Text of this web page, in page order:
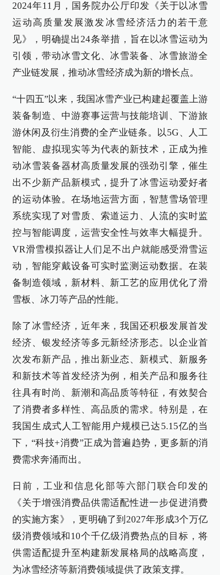
2024年11月，国务院办公厅印发《关于以冰雪
运动高质量发展激发冰雪经济活力的若干意
见》，明确提出24条举措，旨在以冰雪运动为
引领，带动冰雪文化、冰雪装备、冰雪旅游全
产业链发展，推动冰雪经济成为新的增长点。
“十四五”以来，我国冰雪产业已构建起覆盖上游
装备制造、中游赛事运营与技能培训、下游旅
游休闲及衍生消费的全产业链条。以5G、人工
智能、虚拟现实等为代表的新技术，正成为推
动冰雪装备器材高质量发展的强劲引擎，催生
出不少新产品新模式，提升了冰雪运动爱好者
的运动体验。在场地运营方面，智慧雪场管理
系统实现了对雪质、索道运力、人流的实时监
控与智能调度，运营安全性与效率大幅提升。
VR滑雪模拟器让人们足不出户就能感受滑雪运
动，智能穿戴设备可实时监测运动数据。在装
备制造领域，新材料、新工艺的应用优化了滑
雪板、冰刀等产品的性能。
除了冰雪经济，近年来，我国还积极发展首发
经济、银发经济等多元新经济形态。以企业首
次发布新产品，推出新业态、新模式、新服务
和新技术等首发经济为例，相关产品和服务往
往具有时尚、新潮和高品质等特征，有效契合
了消费者多样性、高品质的需求。特别是，在
我国生成式人工智能用户规模已达5.15亿的当
下，“科技+消费”正成为普遍趋势，更多新的消
费需求奔涌而出。
日前，工业和信息化部等六部门联合印发的
《关于增强消费品供需适配性进一步促进消费
的实施方案》，更明确了到2027年形成3个万亿
级消费领域和10个千亿级消费热点的目标，将
供需适配提升至构建新发展格局的战略高度，
为冰雪经济等新消费领域提供了政策支撑。